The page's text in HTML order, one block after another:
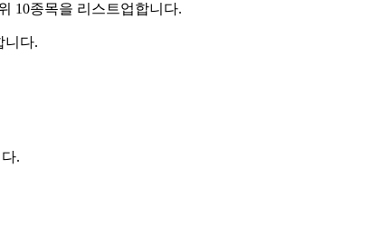
10종목을 리스트업합니다.
니다.
.